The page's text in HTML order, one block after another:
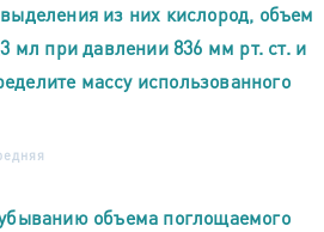
из них кислород, объем
мл при давлении 836 мм рт. ст. и
массу использованного
объема поглощаемого